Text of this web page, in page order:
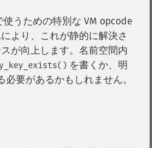
使うための特別な VM opcode
より、これが静的に解決さ
が向上します。名前空間内
を書くか、明
要があるかもしれません。